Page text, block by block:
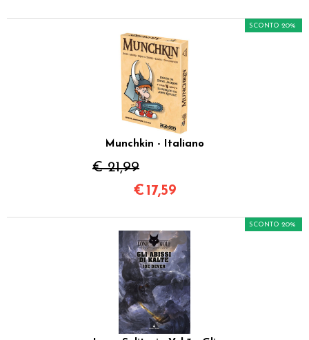
Munchkin - Italiano
€ 21,99
SCONTO 20%
€ 17,59
SCONTO 20%